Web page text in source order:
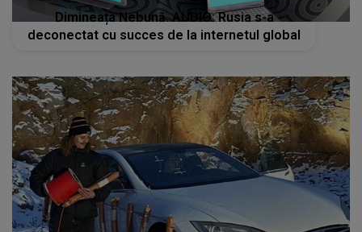
Dimineața Nebună. AUDIO: Rusia s-a
deconectat cu succes de la internetul global